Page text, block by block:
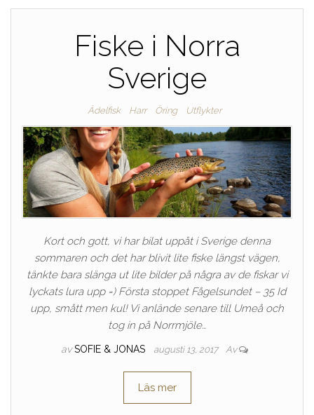
Fiske i Norra
Sverige
Ädelfisk Harr Öring Utflykter
Kort och gott, vi har bilat uppåt i Sverige denna
sommaren och det har blivit lite fiske längst vägen,
tänkte bara slänga ut lite bilder på några av de fiskar vi
lyckats lura upp =) Första stoppet Fågelsundet – 35 Id
upp, smått men kul! Vi anlände senare till Umeå och
tog in på Norrmjöle…
av SOFIE & JONAS augusti 13, 2017 Av
Läs mer